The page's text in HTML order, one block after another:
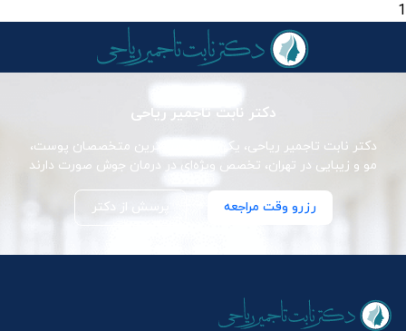
1
دکتر نابت تاجمیر ریاحی
دکتر نابت تاجمیر ریاحی، یکی از برجسته‌ترین متخصصان پوست،
مو و زیبایی در تهران، تخصص ویژه‌ای در درمان جوش صورت دارند
رزرو وقت مراجعه پرسش از دکتر